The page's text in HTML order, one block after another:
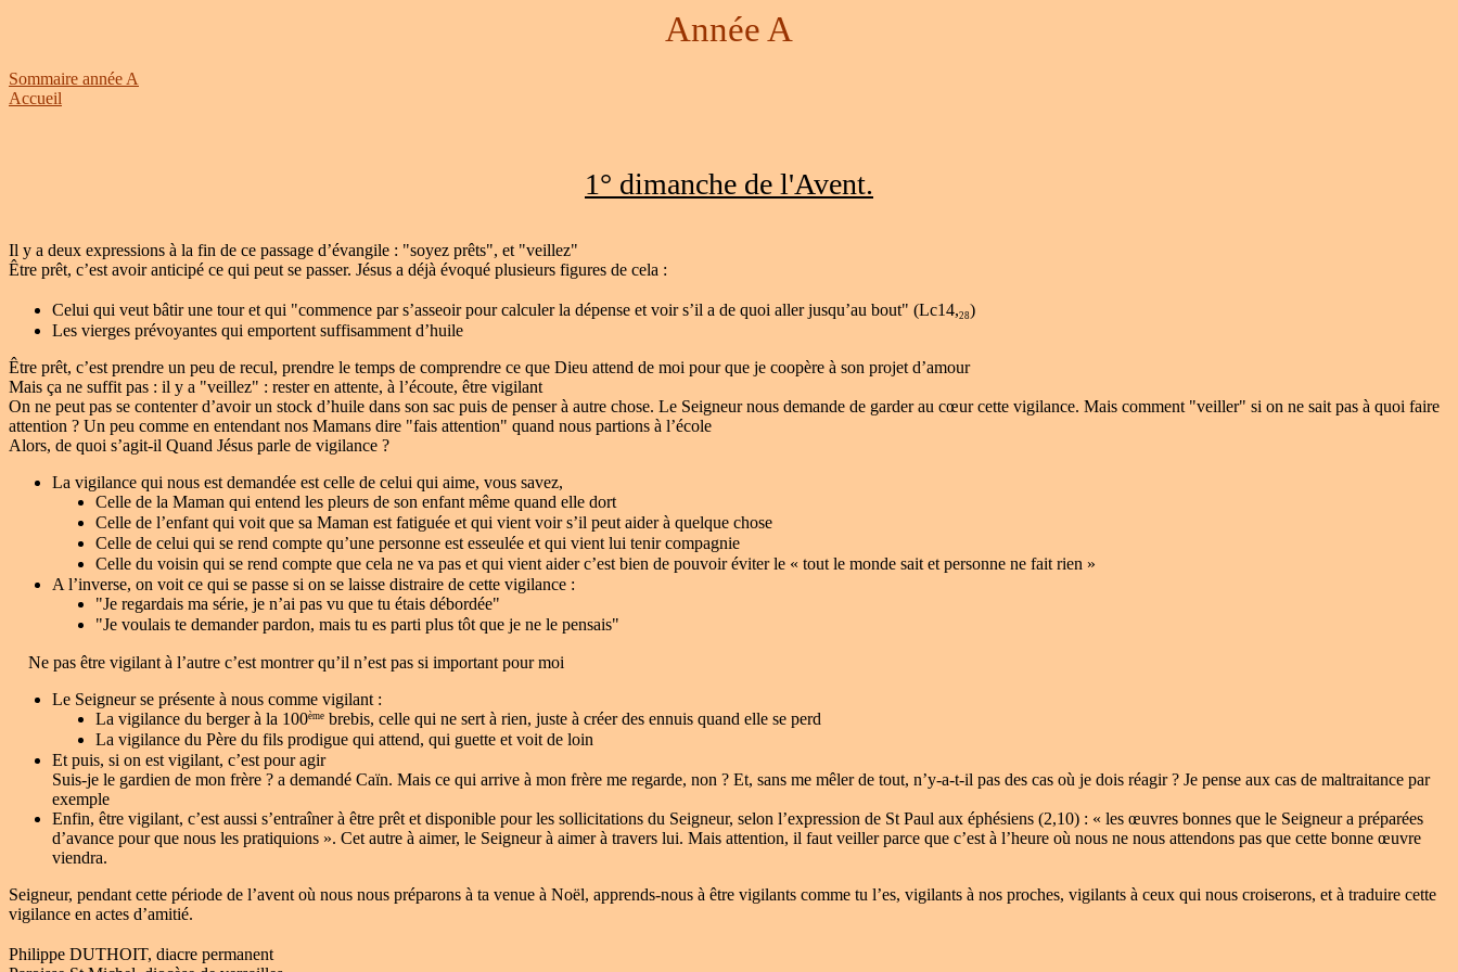
Année A
Sommaire année A
Accueil
1° dimanche de l'Avent.
Il y a deux expressions à la fin de ce passage d’évangile : "soyez prêts", et "veillez"
Être prêt, c’est avoir anticipé ce qui peut se passer. Jésus a déjà évoqué plusieurs figures de cela :
Celui qui veut bâtir une tour et qui "commence par s’asseoir pour calculer la dépense et voir s’il a de quoi aller jusqu’au bout" (Lc14,28)
Les vierges prévoyantes qui emportent suffisamment d’huile
Être prêt, c’est prendre un peu de recul, prendre le temps de comprendre ce que Dieu attend de moi pour que je coopère à son projet d’amour
Mais ça ne suffit pas : il y a "veillez" : rester en attente, à l’écoute, être vigilant
On ne peut pas se contenter d’avoir un stock d’huile dans son sac puis de penser à autre chose. Le Seigneur nous demande de garder au cœur cette vigilance. Mais comment "veiller" si on ne sait pas à quoi faire
attention ? Un peu comme en entendant nos Mamans dire "fais attention" quand nous partions à l’école
Alors, de quoi s’agit-il Quand Jésus parle de vigilance ?
La vigilance qui nous est demandée est celle de celui qui aime, vous savez,
Celle de la Maman qui entend les pleurs de son enfant même quand elle dort
Celle de l’enfant qui voit que sa Maman est fatiguée et qui vient voir s’il peut aider à quelque chose
Celle de celui qui se rend compte qu’une personne est esseulée et qui vient lui tenir compagnie
Celle du voisin qui se rend compte que cela ne va pas et qui vient aider c’est bien de pouvoir éviter le « tout le monde sait et personne ne fait rien »
A l’inverse, on voit ce qui se passe si on se laisse distraire de cette vigilance :
"Je regardais ma série, je n’ai pas vu que tu étais débordée"
"Je voulais te demander pardon, mais tu es parti plus tôt que je ne le pensais"
Ne pas être vigilant à l’autre c’est montrer qu’il n’est pas si important pour moi
Le Seigneur se présente à nous comme vigilant :
La vigilance du berger à la 100ème brebis, celle qui ne sert à rien, juste à créer des ennuis quand elle se perd
La vigilance du Père du fils prodigue qui attend, qui guette et voit de loin
Et puis, si on est vigilant, c’est pour agir
Suis-je le gardien de mon frère ? a demandé Caïn. Mais ce qui arrive à mon frère me regarde, non ? Et, sans me mêler de tout, n’y-a-t-il pas des cas où je dois réagir ? Je pense aux cas de maltraitance par
exemple
Enfin, être vigilant, c’est aussi s’entraîner à être prêt et disponible pour les sollicitations du Seigneur, selon l’expression de St Paul aux éphésiens (2,10) : « les œuvres bonnes que le Seigneur a préparées
d’avance pour que nous les pratiquions ». Cet autre à aimer, le Seigneur à aimer à travers lui. Mais attention, il faut veiller parce que c’est à l’heure où nous ne nous attendons pas que cette bonne œuvre
viendra.
Seigneur, pendant cette période de l’avent où nous nous préparons à ta venue à Noël, apprends-nous à être vigilants comme tu l’es, vigilants à nos proches, vigilants à ceux qui nous croiserons, et à traduire cette
vigilance en actes d’amitié.
Philippe DUTHOIT, diacre permanent